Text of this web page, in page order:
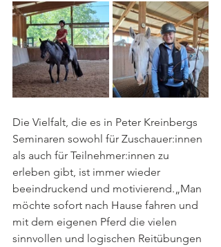
Die Vielfalt, die es in Peter Kreinbergs
Seminaren sowohl für Zuschauer:innen
als auch für Teilnehmer:innen zu
erleben gibt, ist immer wieder
beeindruckend und motivierend.„Man
möchte sofort nach Hause fahren und
mit dem eigenen Pferd die vielen
sinnvollen und logischen Reitübungen